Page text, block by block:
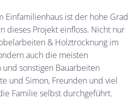
Einfamilienhaus ist der hohe Grad
dieses Projekt einfloss. Nicht nur
& Holztrocknung im
auch die meisten
sonstigen Bauarbeiten
und Simon, Freunden und viel
Familie selbst durchgeführt.